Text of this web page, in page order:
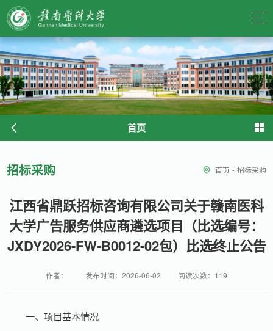
首页
招标采购 首页 - 招标采购
江西省鼎跃招标咨询有限公司关于赣南医科
大学广告服务供应商遴选项目（比选编号：
JXDY2026-FW-B0012-02包）比选终止公告
作者： 发布时间：2026-06-02 阅读次数： 119
一、项目基本情况